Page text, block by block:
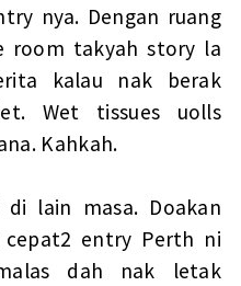
nya. Dengan ruang
room takyah story la
kalau nak berak
Wet tissues uolls
Kahkah.
lain masa. Doakan
cepat2 entry Perth ni
dah nak letak